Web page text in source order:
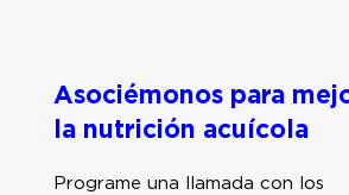
Asociémonos para
la nutrición acuícola
Programe una llamada con los